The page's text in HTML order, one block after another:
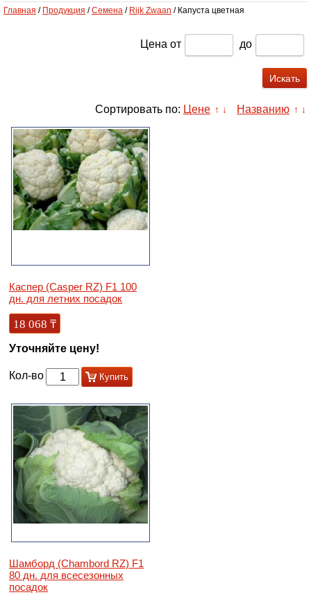
Главная / Продукция /Семена / Rijk Zwaan / Капуста цветная
Цена от до
Сортировать по: Цене ↑ ↓ Названию ↑ ↓
Каспер (Casper RZ) F1 100
дн. для летних посадок
18 068 ₸
Уточняйте цену!
Кол-во Купить
Шамборд (Сhambord RZ) F1
80 дн. для всесезонных
посадок